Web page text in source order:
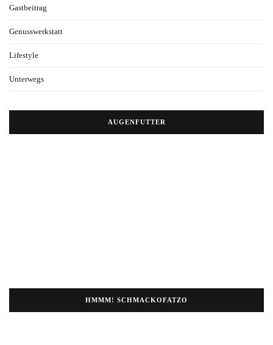
Gastbeitrag
Genusswerkstatt
Lifestyle
Unterwegs
AUGENFUTTER
HMMM! SCHMACKOFATZO